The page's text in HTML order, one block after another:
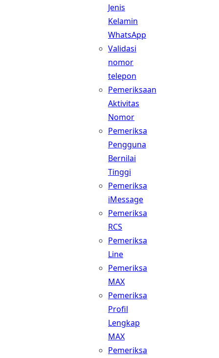
Jenis
Kelamin
WhatsApp
Validasi
nomor
telepon
Pemeriksaan
Aktivitas
Nomor
Pemeriksa
Pengguna
Bernilai
Tinggi
Pemeriksa
iMessage
Pemeriksa
RCS
Pemeriksa
Line
Pemeriksa
MAX
Pemeriksa
Profil
Lengkap
MAX
Pemeriksa